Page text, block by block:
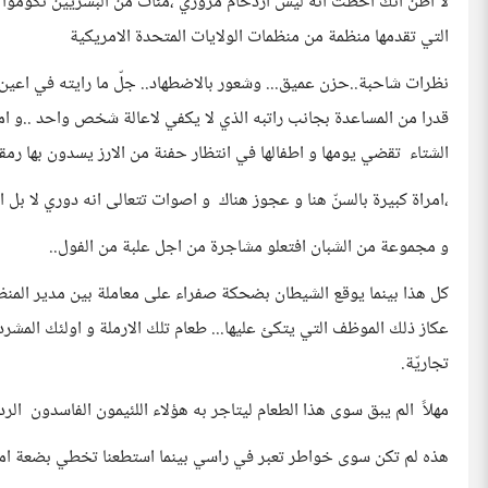
التي تقدمها منظمة من منظمات الولايات المتحدة الامريكية
نظرات شاحبة..حزن عميق... وشعور بالاضطهاد.. جلّ ما رايته في
قدرا من المساعدة بجانب راتبه الذي لا يكفي لاعالة شخص واحد ..و
الشتاء تقضي يومها و اطفالها في انتظار حفنة من الارز يسدون بها
،امراة كبيرة بالسنّ هنا و عجوز هناك و اصوات تتعالى انه دوري لا
و مجموعة من الشبان افتعلو مشاجرة من اجل علبة من الفول..
كل هذا بينما يوقع الشيطان بضحكة صفراء على معاملة بين مدير
عكاز ذلك الموظف التي يتكئ عليها... طعام تلك الارملة و اولئك
تجاريّة.
مهلاً الم يبق سوى هذا الطعام ليتاجر به هؤلاء اللئيمون الفاسدون
هذه لم تكن سوى خواطر تعبر في راسي بينما استطعنا تخطي بضعة